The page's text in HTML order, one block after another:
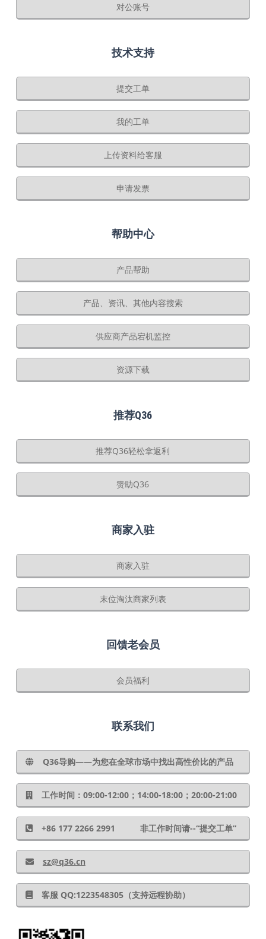
对公账号
技术支持
提交工单
我的工单
上传资料给客服
申请发票
帮助中心
产品帮助
产品、资讯、其他内容搜索
供应商产品宕机监控
资源下载
推荐Q36
推荐Q36轻松拿返利
赞助Q36
商家入驻
商家入驻
末位淘汰商家列表
回馈老会员
会员福利
联系我们
Q36导购——为您在全球市场中找出高性价比的产品
工作时间：09:00-12:00；14:00-18:00；20:00-21:00
+86 177 2266 2991 非工作时间请--“提交工单”
sz@q36.cn
客服 QQ:1223548305（支持远程协助）